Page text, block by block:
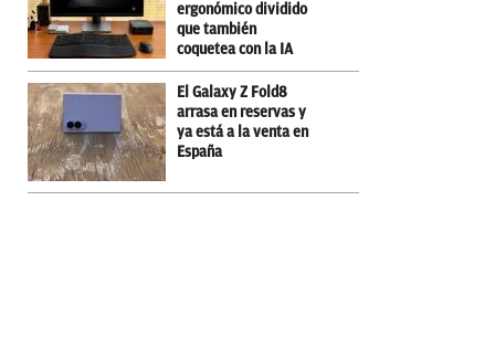
ergonómico dividido
que también
coquetea con la IA
El Galaxy Z Fold8
arrasa en reservas y
ya está a la venta en
España